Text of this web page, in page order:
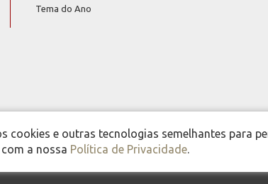
Tema do Ano
cookies e outras tecnologias semelhantes para
a nossa Política de Privacidade.